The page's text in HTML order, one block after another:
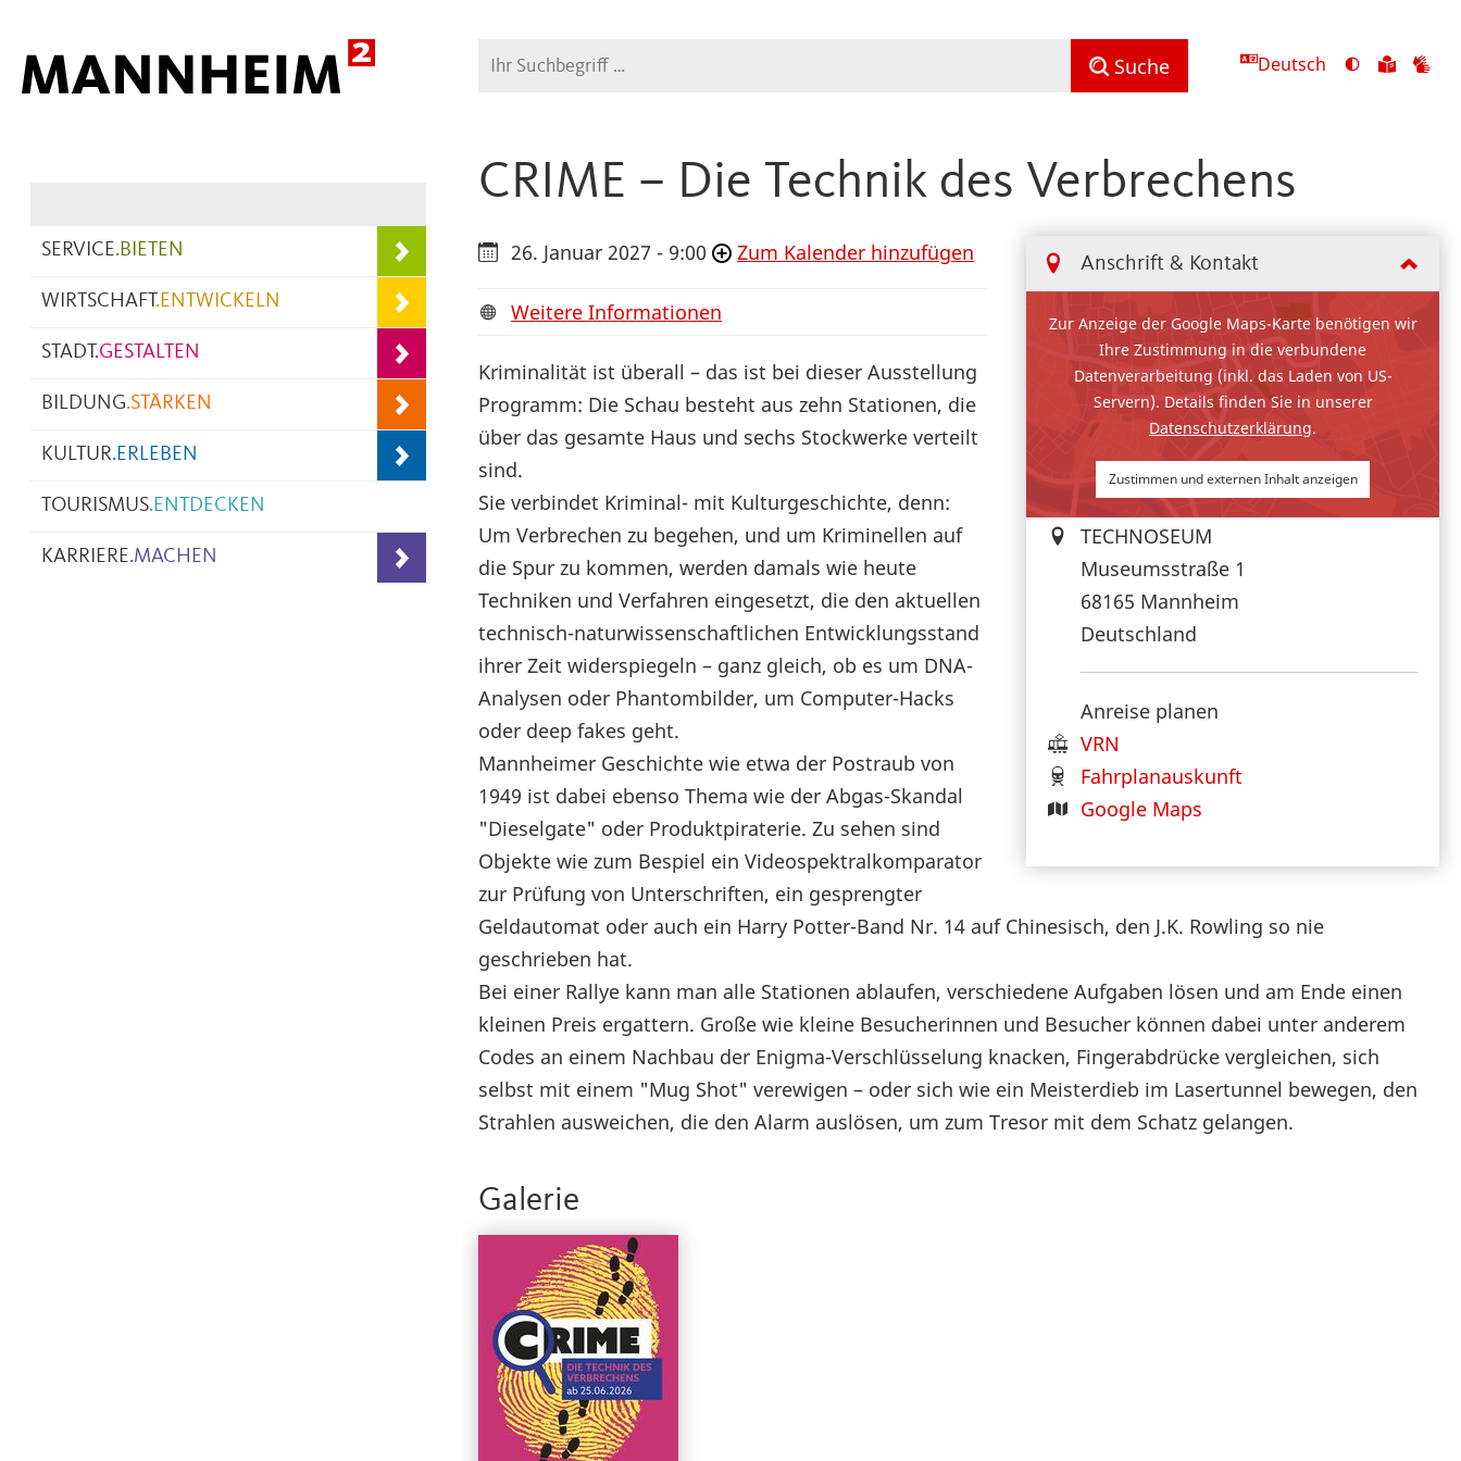
Suche Suche Deutsch
Ansicht
Zu
SERVICE.BIETEN
WIRTSCHAFT.ENTWICKELN
STADT.GESTALTEN
BILDUNG.STÄRKEN
KULTUR.ERLEBEN
TOURISMUS.ENTDECKEN
KARRIERE.MACHEN
CRIME – Die Technik des Verbrechens
Anschrift & Kontakt
Zur Anzeige der Google Maps-Karte benötigen wir
Ihre Zustimmung in die verbundene
Datenverarbeitung (inkl. das Laden von US-
Servern). Details finden Sie in unserer
Datenschutzerklärung.
Zustimmen und externen Inhalt anzeigen
TECHNOSEUM
Museumsstraße 1
68165 Mannheim
Deutschland
Anreise planen
VRN
Fahrplanauskunft
Google Maps
26. Januar 2027 - 9:00 Zum Kalender hinzufügen
Weitere Informationen
Kriminalität ist überall – das ist bei dieser Ausstellung
Programm: Die Schau besteht aus zehn Stationen, die
über das gesamte Haus und sechs Stockwerke verteilt
sind.
Sie verbindet Kriminal- mit Kulturgeschichte, denn:
Um Verbrechen zu begehen, und um Kriminellen auf
die Spur zu kommen, werden damals wie heute
Techniken und Verfahren eingesetzt, die den aktuellen
technisch-naturwissenschaftlichen Entwicklungsstand
ihrer Zeit widerspiegeln – ganz gleich, ob es um DNA-
Analysen oder Phantombilder, um Computer-Hacks
oder deep fakes geht.
Mannheimer Geschichte wie etwa der Postraub von
1949 ist dabei ebenso Thema wie der Abgas-Skandal
"Dieselgate" oder Produktpiraterie. Zu sehen sind
Objekte wie zum Bespiel ein Videospektralkomparator
zur Prüfung von Unterschriften, ein gesprengter
Geldautomat oder auch ein Harry Potter-Band Nr. 14 auf Chinesisch, den J.K. Rowling so nie
geschrieben hat.
Bei einer Rallye kann man alle Stationen ablaufen, verschiedene Aufgaben lösen und am Ende einen
kleinen Preis ergattern. Große wie kleine Besucherinnen und Besucher können dabei unter anderem
Codes an einem Nachbau der Enigma-Verschlüsselung knacken, Fingerabdrücke vergleichen, sich
selbst mit einem "Mug Shot" verewigen – oder sich wie ein Meisterdieb im Lasertunnel bewegen, den
Strahlen ausweichen, die den Alarm auslösen, um zum Tresor mit dem Schatz gelangen.
Galerie